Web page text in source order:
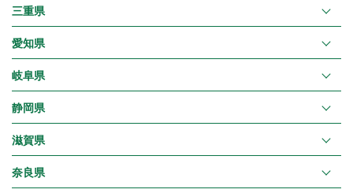
三重県
愛知県
岐阜県
静岡県
滋賀県
奈良県